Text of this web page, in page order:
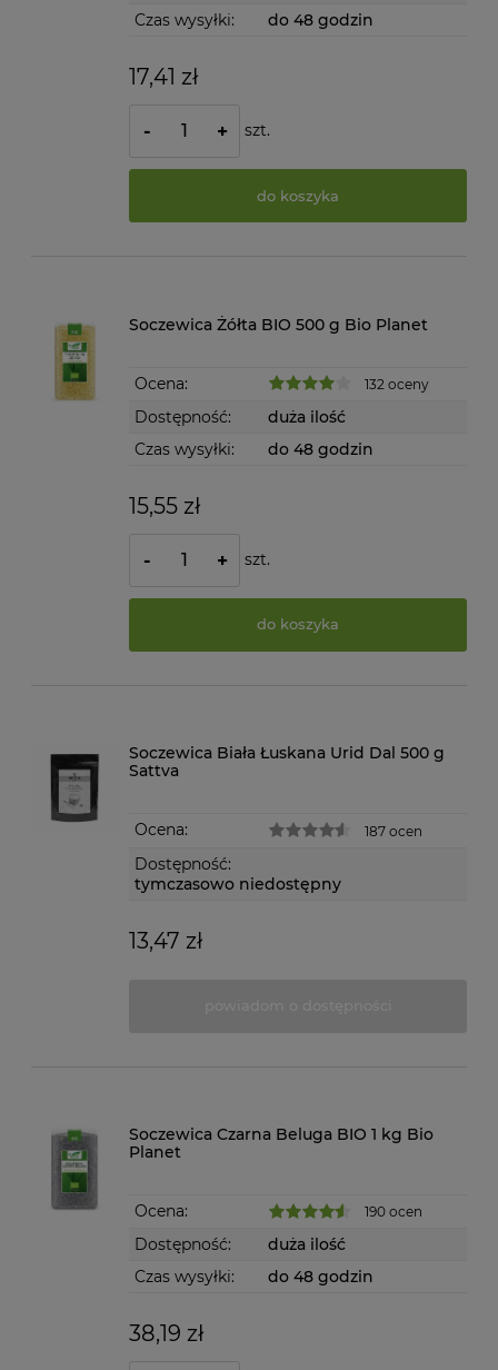
Czas wysyłki:
do 48 godzin
17,41 zł
- + szt.
do koszyka
Soczewica Żółta BIO 500 g Bio Planet
Ocena: 132 oceny
Dostępność:
duża ilość
Czas wysyłki:
do 48 godzin
15,55 zł
- + szt.
do koszyka
Soczewica Biała Łuskana Urid Dal 500 g
Sattva
Ocena: 187 ocen
Dostępność:
tymczasowo niedostępny
13,47 zł
Soczewica Czarna Beluga BIO 1 kg Bio
Planet
Ocena: 190 ocen
Dostępność:
duża ilość
Czas wysyłki:
do 48 godzin
38,19 zł